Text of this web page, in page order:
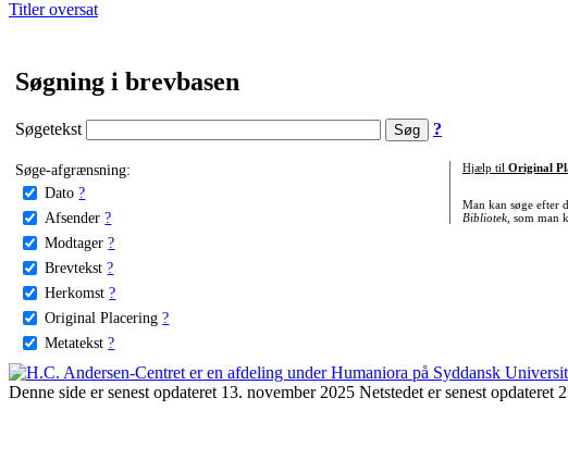
Titler oversat
Søgning i brevbasen
Søgetekst ?
Søge-afgrænsning:
Dato ?
Afsender ?
Modtager ?
Brevtekst ?
Herkomst ?
Original Placering ?
Metatekst ?
Hjælp til Original
Man kan søge efter
Bibliotek, som man
Denne side er senest opdateret 13. november 2025 Netstedet er senest opdateret